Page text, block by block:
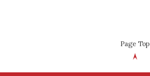
Page Top